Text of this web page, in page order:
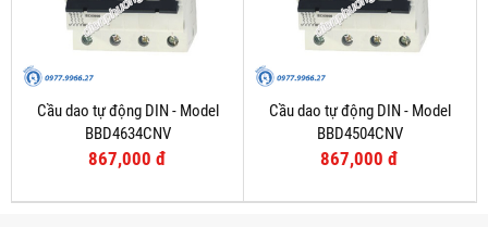
Cầu dao tự động DIN - Model
BBD4634CNV
867,000 đ
Cầu dao tự động DIN - Model
BBD4504CNV
867,000 đ